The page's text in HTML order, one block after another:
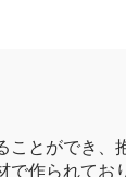
とができ
作られて